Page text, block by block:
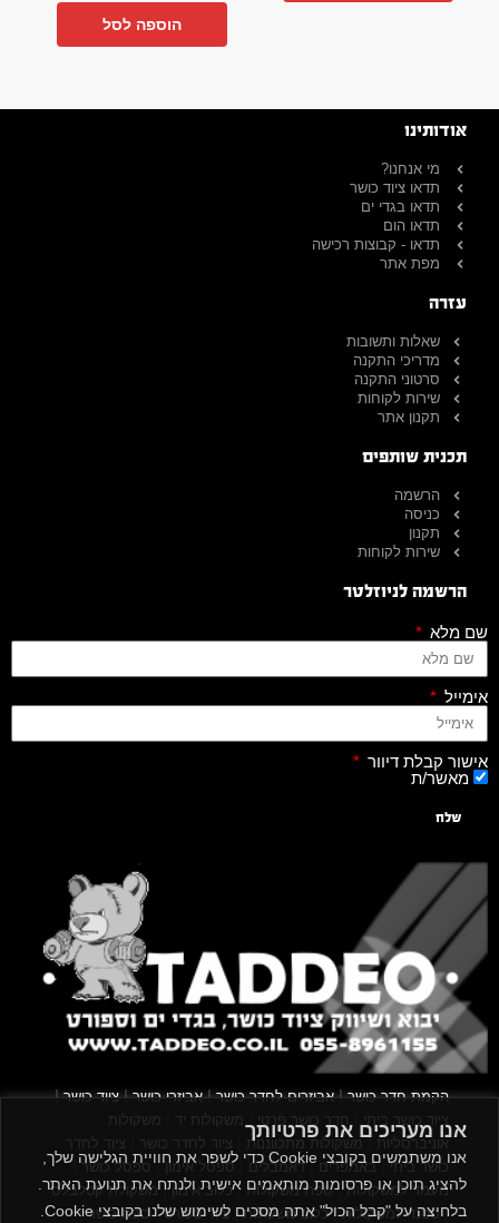
אנו מעריכים את פרטיותך
אנו משתמשים בקובצי Cookie כדי לשפר את חוויית הגלישה שלך,
להציג תוכן או פרסומות מותאמים אישית ולנתח את תנועת האתר.
בלחיצה על "קבל הכול" אתה מסכים לשימוש שלנו בקובצי Cookie.
הוספה לסל
אודותינו
מי אנחנו?
תדאו ציוד כושר
תדאו בגדי ים
תדאו הום
תדאו - קבוצות רכישה
מפת אתר
עזרה
שאלות ותשובות
מדריכי התקנה
סרטוני התקנה
שירות לקוחות
תקנון אתר
תכנית שותפים
הרשמה
כניסה
תקנון
שירות לקוחות
הרשמה לניוזלטר
שם מלא
אימייל
אישור קבלת דיוור
מאשר/ת
שלח
הקמת חדר כושר|אביזרים לחדר כושר|אביזרי כושר|ציוד כושר|
ציוד כושר ביתי חדר כושר פרטי משקולות יד
משקולות
אוניברסליות |משקולות מתכווננות ציוד לחדר כושר
ציוד לחדר
כושר ביתי|באמפרים |דאמבלים |ספסל אימון | ספסל כושר|
מעמד למשקולות|ספת משקולות |כלוב אימון|משקולת קטלבלס
|סטנד למשקולות|כלוב משקולות|ציוד ספורט|ספת כושר|